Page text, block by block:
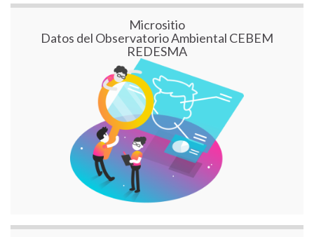
Micrositio
Datos del Observatorio Ambiental CEBEM
REDESMA